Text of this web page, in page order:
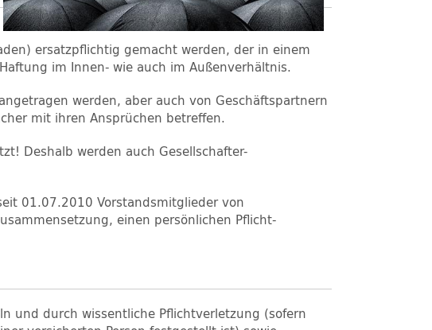
ersatzpflichtig gemacht werden, der in einem
im Innen- wie auch im Außenverhältnis.
werden, aber auch von Geschäftspartnern
mit ihren Ansprüchen betreffen.
Deshalb werden auch Gesellschafter-
01.07.2010 Vorstandsmitglieder von
einen persönlichen Pflicht-
und durch wissentliche Pflichtverletzung (sofern